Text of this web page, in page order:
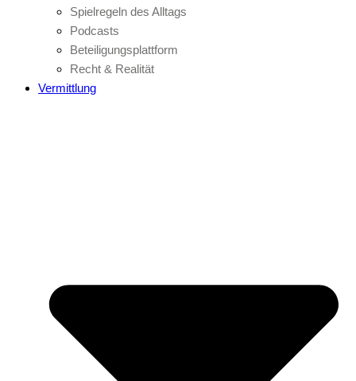
Spielregeln des Alltags
Podcasts
Beteiligungsplattform
Recht & Realität
Vermittlung